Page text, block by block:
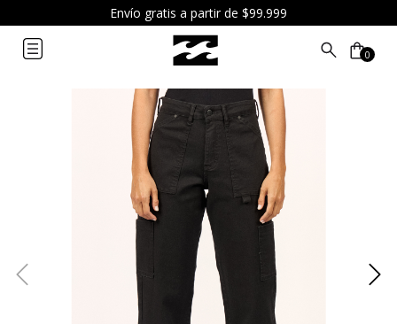
Envío gratis a partir de $99.999
0